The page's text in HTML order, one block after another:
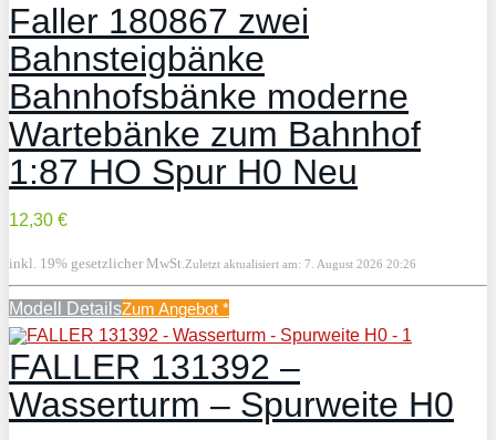
Faller 180867 zwei
Bahnsteigbänke
Bahnhofsbänke moderne
Wartebänke zum Bahnhof
1:87 HO Spur H0 Neu
12,30 €
inkl. 19% gesetzlicher MwSt.Zuletzt aktualisiert am: 7. August 2026 20:26
Modell DetailsZum Angebot *
FALLER 131392 –
Wasserturm – Spurweite H0